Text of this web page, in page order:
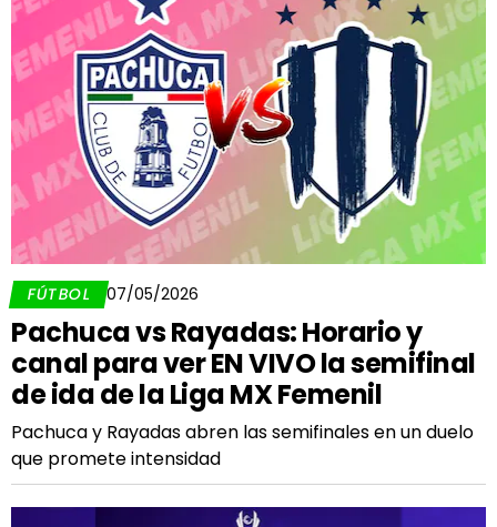
FÚTBOL 07/05/2026
Pachuca vs Rayadas: Horario y
canal para ver EN VIVO la semifinal
de ida de la Liga MX Femenil
Pachuca y Rayadas abren las semifinales en un duelo
que promete intensidad